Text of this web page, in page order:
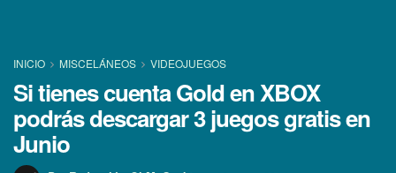
INICIO MISCELÁNEOS VIDEOJUEGOS
Si tienes cuenta Gold en XBOX
podrás descargar 3 juegos gratis en
Junio